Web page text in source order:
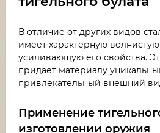
В отличие от других видов
имеет характерную волнистую
усиливающую его свойства.
придает материалу
привлекательный внешний
Применение
изготовлении оружия